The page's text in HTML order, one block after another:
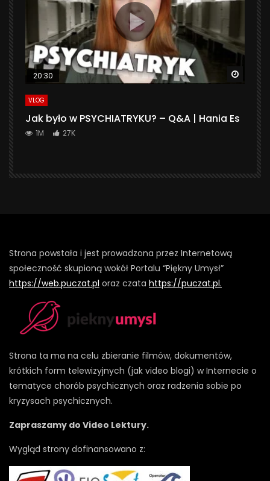
20:30
VLOG
Jak było w PSYCHIATRYKU? – Q&A | Hania Es
1M 27K
Strona powstała i jest prowadzona przez Internetową
społeczność skupioną wokół Portalu “Piękny Umysł”
https://web.puczat.pl oraz czata https://puczat.pl.
Strona ta ma na celu zbieranie filmów, dokumentów,
krótkich form telewizyjnych (jak video blogi) w Internecie o
tematyce chorób psychicznych oraz radzenia sobie po
kryzysach psychicznych.
Zapraszamy do Video Lektury.
Wygląd strony dofinansowano z: